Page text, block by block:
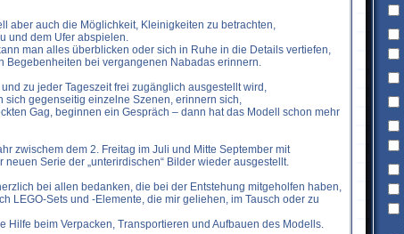
aber auch die Möglichkeit, Kleinigkeiten zu betrachten,
und dem Ufer abspielen.
man alles überblicken oder sich in Ruhe in die Details vertiefen,
Begebenheiten bei vergangenen Nabadas erinnern.
zu jeder Tageszeit frei zugänglich ausgestellt wird,
sich gegenseitig einzelne Szenen, erinnern sich,
Gag, beginnen ein Gespräch – dann hat das Modell schon mehr
zwischem dem 2. Freitag im Juli und Mitte September mit
Serie der „unterirdischen“ Bilder wieder ausgestellt.
bei allen bedanken, die bei der Entstehung mitgeholfen haben,
LEGO-Sets und -Elemente, die mir geliehen, im Tausch oder zu
Hilfe beim Verpacken, Transportieren und Aufbauen des Modells.